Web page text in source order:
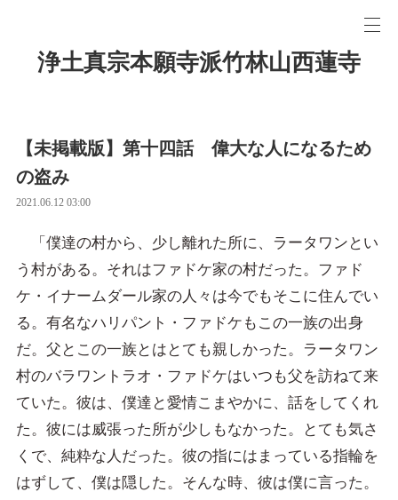
浄土真宗本願寺派竹林山西蓮寺
【未掲載版】第十四話 偉大な人になるため
の盗み
2021.06.12 03:00
「僕達の村から、少し離れた所に、ラータワンとい
う村がある。それはファドケ家の村だった。ファド
ケ・イナームダール家の人々は今でもそこに住んでい
る。有名なハリパント・ファドケもこの一族の出身
だ。父とこの一族とはとても親しかった。ラータワン
村のバラワントラオ・ファドケはいつも父を訪ねて来
ていた。彼は、僕達と愛情こまやかに、話をしてくれ
た。彼には威張った所が少しもなかった。とても気さ
くで、純粋な人だった。彼の指にはまっている指輪を
はずして、僕は隠した。そんな時、彼は僕に言った。